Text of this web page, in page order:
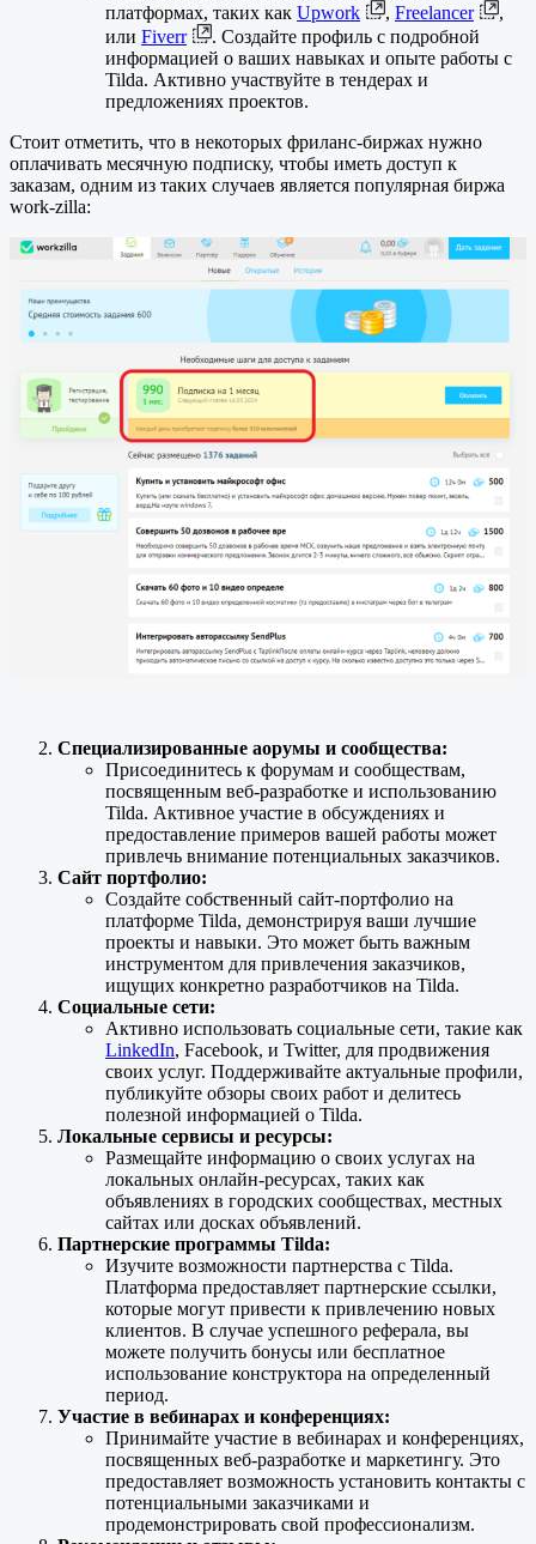
платформах, таких как Upwork , Freelancer
,
или Fiverr
. Создайте профиль с подробной
информацией о ваших навыках и опыте работы с
Tilda. Активно участвуйте в тендерах и
предложениях проектов.
Стоит отметить, что в некоторых фриланс-биржах нужно
оплачивать месячную подписку, чтобы иметь доступ к
заказам, одним из таких случаев является популярная биржа
work-zilla:
Специализированные aорумы и cообщества:
Присоединитесь к форумам и сообществам,
посвященным веб-разработке и использованию
Tilda. Активное участие в обсуждениях и
предоставление примеров вашей работы может
привлечь внимание потенциальных заказчиков.
Сайт портфолио:
Создайте собственный сайт-портфолио на
платформе Tilda, демонстрируя ваши лучшие
проекты и навыки. Это может быть важным
инструментом для привлечения заказчиков,
ищущих конкретно разработчиков на Tilda.
Социальные сети:
Активно использовать социальные сети, такие как
LinkedIn, Facebook, и Twitter, для продвижения
своих услуг. Поддерживайте актуальные профили,
публикуйте обзоры своих работ и делитесь
полезной информацией о Tilda.
Локальные сервисы и ресурсы:
Размещайте информацию о своих услугах на
локальных онлайн-ресурсах, таких как
объявлениях в городских сообществах, местных
сайтах или досках объявлений.
Партнерские программы Tilda:
Изучите возможности партнерства с Tilda.
Платформа предоставляет партнерские ссылки,
которые могут привести к привлечению новых
клиентов. В случае успешного реферала, вы
можете получить бонусы или бесплатное
использование конструктора на определенный
период.
Участие в вебинарах и конференциях:
Принимайте участие в вебинарах и конференциях,
посвященных веб-разработке и маркетингу. Это
предоставляет возможность установить контакты с
потенциальными заказчиками и
продемонстрировать свой профессионализм.